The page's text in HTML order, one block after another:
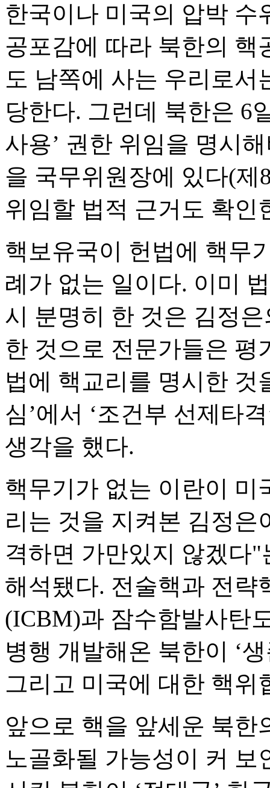
한국이나 미국의 압박 수
공포감에 따라 북한의 핵
도 남쪽에 사는 우리로서
당한다. 그런데 북한은 6
사용’ 권한 위임을 명시
을 국무위원장에 있다(
위임할 법적 근거도 확인
핵보유국이 헌법에 핵무
례가 없는 일이다. 이미
시 분명히 한 것은 김정
한 것으로 전문가들은 평
법에 핵교리를 명시한 것
심’에서 ‘조건부 선제타
생각을 했다.
핵무기가 없는 이란이 미
리는 것을 지켜본 김정은
격하면 가만있지 않겠다
해석됐다. 전술핵과 전략
(ICBM)과 잠수함발사탄
병행 개발해온 북한이 ‘
그리고 미국에 대한 핵위
앞으로 핵을 앞세운 북한
노골화될 가능성이 커 보